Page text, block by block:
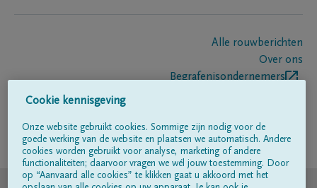
Alle rouwberichten
Over ons
Begrafenisondernemers
Volg ons op
© DELA
Cookie kennisgeving
Onze website gebruikt cookies. Sommige zijn nodig voor de
goede werking van de website en plaatsen we automatisch. Andere
cookies worden gebruikt voor analyse, marketing of andere
functionaliteiten; daarvoor vragen we wél jouw toestemming. Door
op “Aanvaard alle cookies” te klikken gaat u akkoord met het